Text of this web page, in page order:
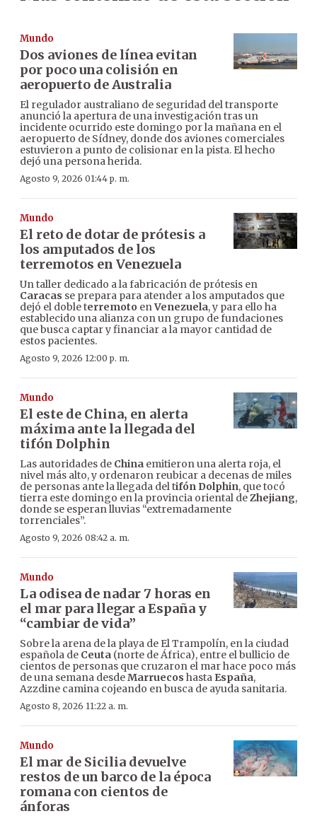
Mundo
Dos aviones de línea evitan
por poco una colisión en
aeropuerto de Australia
El regulador australiano de seguridad del transporte
anunció la apertura de una investigación tras un
incidente ocurrido este domingo por la mañana en el
aeropuerto de Sídney, donde dos aviones comerciales
estuvieron a punto de colisionar en la pista. El hecho
dejó una persona herida.
Agosto 9, 2026 01:44 p. m.
Mundo
El reto de dotar de prótesis a
los amputados de los
terremotos en Venezuela
Un taller dedicado a la fabricación de prótesis en
Caracas se prepara para atender a los amputados que
dejó el doble terremoto enVenezuela, y para ello ha
establecido una alianza con un grupo de fundaciones
que busca captar y financiar a la mayor cantidad de
estos pacientes.
Agosto 9, 2026 12:00 p. m.
Mundo
El este de China, en alerta
máxima ante la llegada del
tifón Dolphin
Las autoridades de China emitieron una alerta roja, el
nivel más alto, y ordenaron reubicar a decenas de miles
de personas ante la llegada del tifón Dolphin, que tocó
tierra este domingo en la provincia oriental deZhejiang,
donde se esperan lluvias “extremadamente
torrenciales”.
Agosto 9, 2026 08:42 a. m.
Mundo
La odisea de nadar 7 horas en
el mar para llegar a España y
“cambiar de vida”
Sobre la arena de la playa de El Trampolín, en la ciudad
española de Ceuta (norte de África), entre el bullicio de
cientos de personas que cruzaron el mar hace poco más
de una semana desdeMarruecos hasta España,
Azzdine camina cojeando en busca de ayuda sanitaria.
Agosto 8, 2026 11:22 a. m.
Mundo
El mar de Sicilia devuelve
restos de un barco de la época
romana con cientos de
ánforas